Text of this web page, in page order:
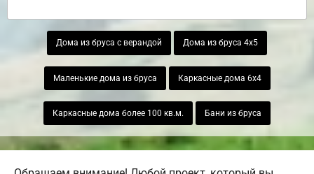
Дома из бруса с верандой Дома из бруса 4х5
Маленькие дома из бруса Каркасные дома 6х4
Каркасные дома более 100 кв.м. Бани из бруса